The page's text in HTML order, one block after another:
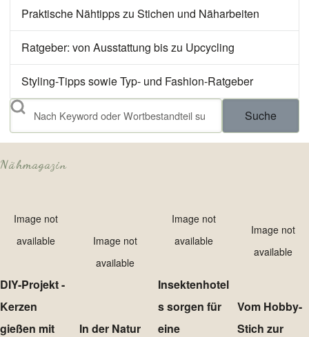
Praktische Nähtipps zu Stichen und Näharbeiten
Ratgeber: von Ausstattung bis zu Upcycling
Styling-Tipps sowie Typ- und Fashion-Ratgeber
Suche
Nähmagazin
Image not
available
DIY-Projekt -
Kerzen
gießen mit
Image not
available
In der Natur
Image not
available
Insektenhotel
s sorgen für
eine
Image not
available
Vom Hobby-
Stich zur